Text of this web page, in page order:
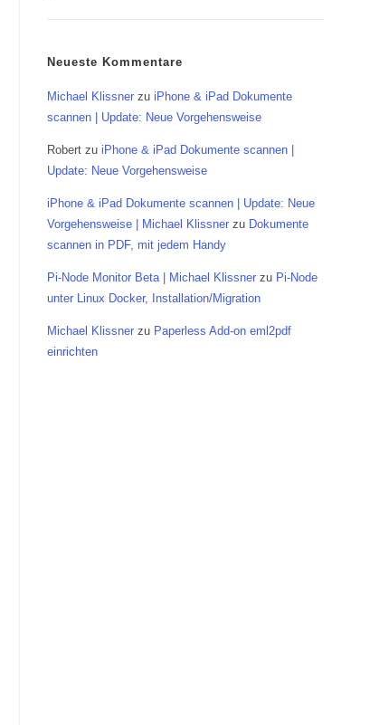
Neueste Kommentare
Michael Klissner zu iPhone & iPad Dokumente
scannen | Update: Neue Vorgehensweise
Robert zu iPhone & iPad Dokumente scannen |
Update: Neue Vorgehensweise
iPhone & iPad Dokumente scannen | Update: Neue
Vorgehensweise | Michael Klissner zu Dokumente
scannen in PDF, mit jedem Handy
Pi-Node Monitor Beta | Michael Klissner zu Pi-Node
unter Linux Docker, Installation/Migration
Michael Klissner zu Paperless Add-on eml2pdf
einrichten